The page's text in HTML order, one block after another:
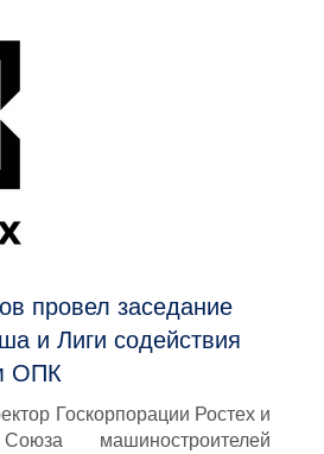
провел заседание
и Лиги содействия
ОПК
Госкорпорации Ростех и
машиностроителей